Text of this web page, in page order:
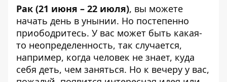
Рак (21 июня – 22 июля), вы можете
начать день в унынии. Но постепенно
приободритесь. У вас может быть какая-
то неопределенность, так случается,
например, когда человек не знает, куда
себя деть, чем заняться. Но к вечеру у вас,